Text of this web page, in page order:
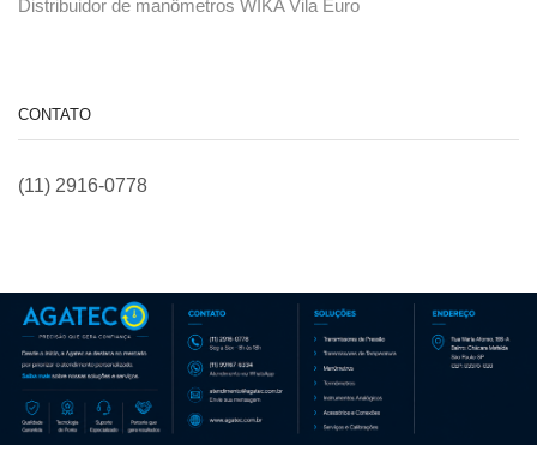
Distribuidor de manômetros WIKA Vila Euro
CONTATO
(11) 2916-0778